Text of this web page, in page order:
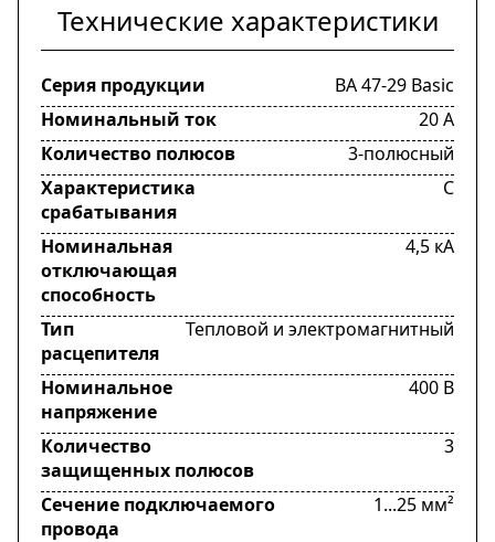
Технические характеристики
Серия продукции
ВА 47-29 Basic
Номинальный ток
20 А
Количество полюсов
3-полюсный
Характеристика
срабатывания
C
Номинальная
отключающая
способность
4,5 кА
Тип
расцепителя
Тепловой и электромагнитный
Номинальное
напряжение
400 В
Количество
защищенных полюсов
3
Сечение подключаемого
провода
1...25 мм²